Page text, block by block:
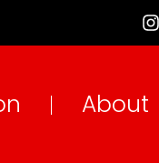
About